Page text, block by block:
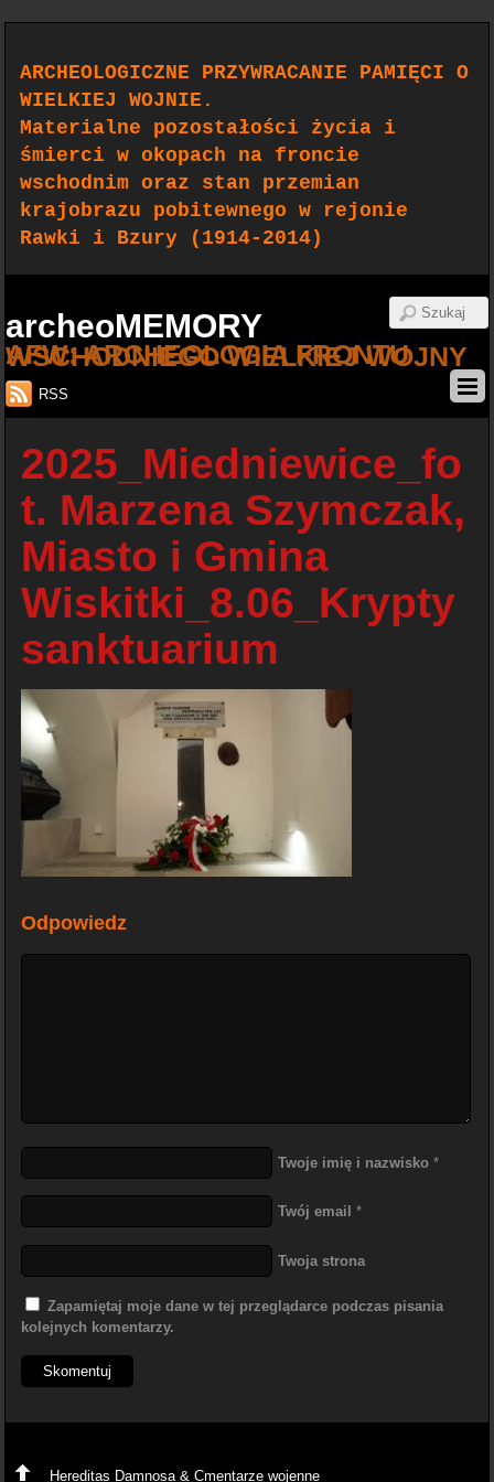
ARCHEOLOGICZNE PRZYWRACANIE PAMIĘCI O
WIELKIEJ WOJNIE.
Materialne pozostałości życia i
śmierci w okopach na froncie
wschodnim oraz stan przemian
krajobrazu pobitewnego w rejonie
Rawki i Bzury (1914-2014)
archeoMEMORY
AFW: ARCHEOLOGIA FRONTU WSCHODNIEGO WIELKIEJ WOJNY
RSS
2025_Miedniewice_fo
t. Marzena Szymczak,
Miasto i Gmina
Wiskitki_8.06_Krypty
sanktuarium
Odpowiedz
Twoje imię i nazwisko *
Twój email *
Twoja strona
Zapamiętaj moje dane w tej przeglądarce podczas pisania
kolejnych komentarzy.
Hereditas Damnosa & Cmentarze wojenne